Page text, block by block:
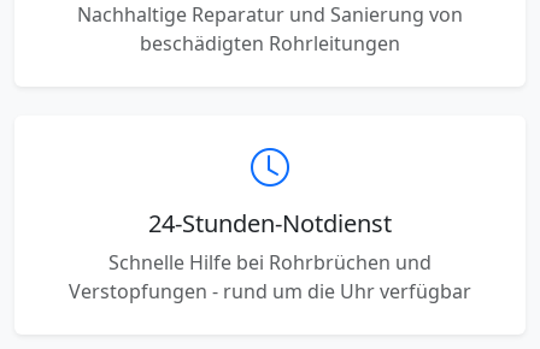
Nachhaltige Reparatur und Sanierung von
beschädigten Rohrleitungen
24-Stunden-Notdienst
Schnelle Hilfe bei Rohrbrüchen und
Verstopfungen - rund um die Uhr verfügbar